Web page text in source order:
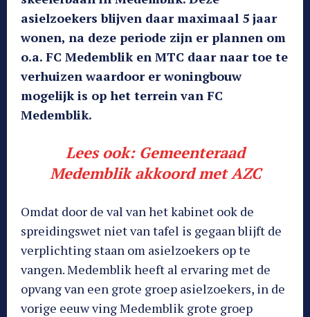
asielzoekers blijven daar maximaal 5 jaar
wonen, na deze periode zijn er plannen om
o.a. FC Medemblik en MTC daar naar toe te
verhuizen waardoor er woningbouw
mogelijk is op het terrein van FC
Medemblik.
Lees ook: Gemeenteraad
Medemblik akkoord met AZC
Omdat door de val van het kabinet ook de
spreidingswet niet van tafel is gegaan blijft de
verplichting staan om asielzoekers op te
vangen. Medemblik heeft al ervaring met de
opvang van een grote groep asielzoekers, in de
vorige eeuw ving Medemblik grote groep